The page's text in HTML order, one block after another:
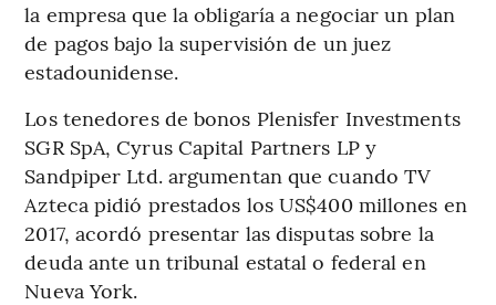
la empresa que la obligaría a negociar un plan
de pagos bajo la supervisión de un juez
estadounidense.
Los tenedores de bonos Plenisfer Investments
SGR SpA, Cyrus Capital Partners LP y
Sandpiper Ltd. argumentan que cuando TV
Azteca pidió prestados los US$400 millones en
2017, acordó presentar las disputas sobre la
deuda ante un tribunal estatal o federal en
Nueva York.